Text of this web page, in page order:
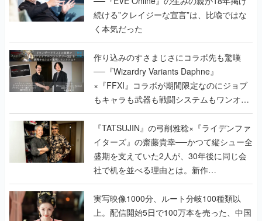
続ける”クレイジーな宣言”は、比喩ではな
く本気だった
作り込みのすさまじさにコラボ先も驚嘆
──『Wizardry Variants Daphne』
×『FFXI』コラボが期間限定なのにジョブ
もキャラも武器も戦闘システムもワンオフ
で作り込まれた理由を両ディレクターに聞
く
『TATSUJIN』の弓削雅稔×『ライデンファ
イターズ』の齋藤貴幸──かつて縦シュー全
盛期を支えていた2人が、30年後に同じ会
社で机を並べる理由とは。新作
『TATSUJIN EXTREME』で初タッグを組
んだレジェンド2人に訊く開発秘話
実写映像1000分、ルート分岐100種類以
上。配信開始5日で100万本を売った、中国